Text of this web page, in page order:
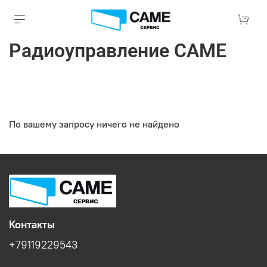
Радиоуправление CAME
По вашему запросу ничего не найдено
Контакты
+79119229543